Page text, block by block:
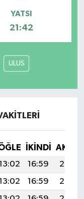
YATSI
21:42
ULUS
İKINDI
16:59
20:23
16:59
20:23